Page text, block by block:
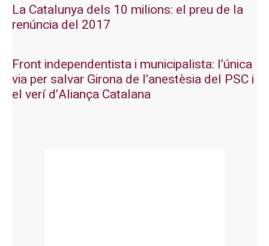
La Catalunya dels 10 milions: el preu de la
renúncia del 2017
Front independentista i municipalista: l’única
via per salvar Girona de l’anestèsia del PSC i
el verí d’Aliança Catalana